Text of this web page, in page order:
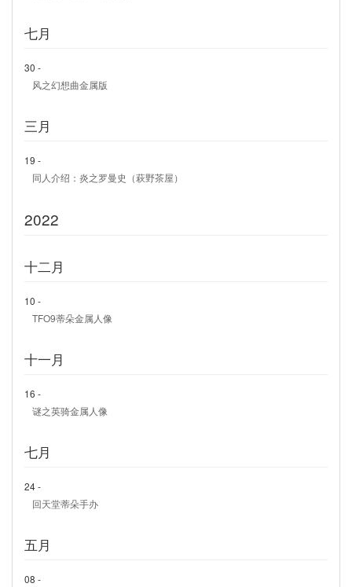
七月
30 -
风之幻想曲金属版
三月
19 -
同人介绍：炎之罗曼史（萩野茶屋）
2022
十二月
10 -
TFO9蒂朵金属人像
十一月
16 -
谜之英骑金属人像
七月
24 -
回天堂蒂朵手办
五月
08 -